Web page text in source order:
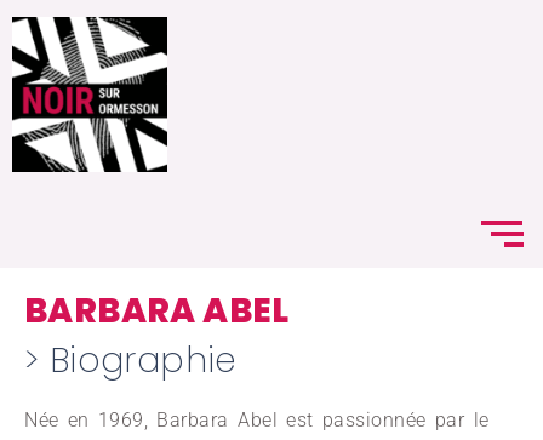
BARBARA ABEL
> Biographie
Née en 1969, Barbara Abel est passionnée par le